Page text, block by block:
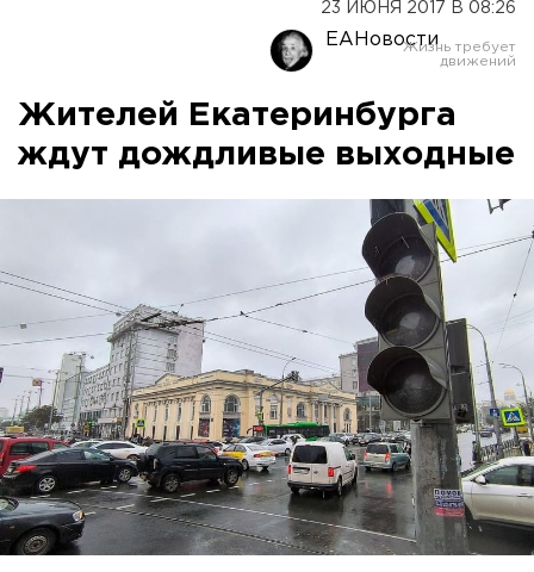
23 ИЮНЯ 2017 В 08:26
ЕАНовости
Жителей Екатеринбурга
ждут дождливые выходные